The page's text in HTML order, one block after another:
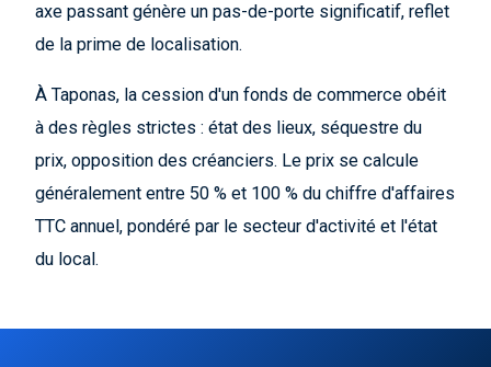
axe passant génère un pas-de-porte significatif, reflet
de la prime de localisation.
À Taponas, la cession d'un fonds de commerce obéit
à des règles strictes : état des lieux, séquestre du
prix, opposition des créanciers. Le prix se calcule
généralement entre 50 % et 100 % du chiffre d'affaires
TTC annuel, pondéré par le secteur d'activité et l'état
du local.